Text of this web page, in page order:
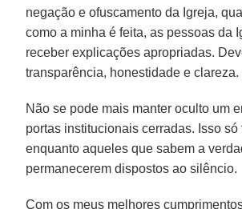
negação e ofuscamento da Igreja,
como a minha é feita, as pessoas da
receber explicações apropriadas.
transparência, honestidade e clareza.
Não se pode mais manter oculto um
portas institucionais cerradas. Isso só
enquanto aqueles que sabem a
permanecerem dispostos ao silêncio.
Com os meus melhores